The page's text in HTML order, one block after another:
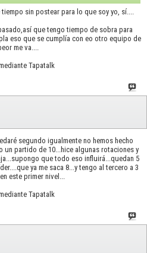
sin postear para lo que soy yo, sí....
que tengo tiempo de sobra para
eso que se cumplía con eo otro equipo de
me va....
Tapatalk
segundo igualmente no hemos hecho
un partido de 10...hice algunas rotaciones y
que todo eso influirá...quedan 5
ya me saca 8...y tengo al tercero a 3
este primer nivel...
Tapatalk